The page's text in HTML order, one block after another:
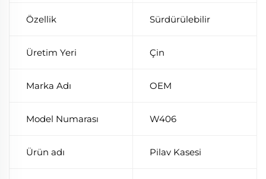
Özellik Sürdürülebilir
Üretim Yeri Çin
Marka Adı OEM
Model Numarası W406
Ürün adı Pilav Kasesi